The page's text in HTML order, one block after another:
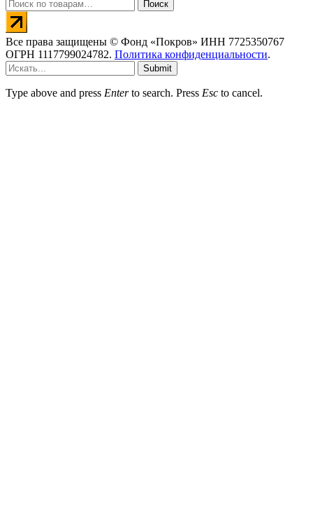
Поиск
Все права защищены © Фонд «Покров» ИНН 7725350767
ОГРН 1117799024782. Политика конфиденциальности.
Submit
Type above and press Enterto search. Press Esc to cancel.